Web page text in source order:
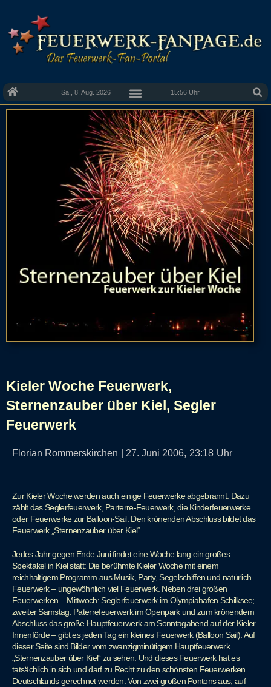
Sa., 8. Aug. 2026 15:56 Uhr
Kieler Woche Feuerwerk,
Sternenzauber über Kiel, Segler
Feuerwerk
Florian Rommerskirchen 27. Juni 2006, 23:18 Uhr
Zur Kieler Woche werden auch einige Feuerwerke abgebrannt. Dazu
zählt das Seglerfeuerwerk, Parterre-Feuerwerk, die Kinderfeuerwerke
oder Feuerwerke zur Balloon-Sail. Den krönenden Abschluss bildet das
Feuerwerk „Sternenzauber über Kiel“.
Jedes Jahr gegen Ende Juni findet eine Woche lang ein großes
Spektakel in Kiel statt: Die berühmte Kieler Woche mit einem
reichhaltigem Programm aus Musik, Party, Segelschiffen und natürlich
Feuerwerk – ungewöhnlich viel Feuerwerk. Neben drei großen
Feuerwerken – Mittwoch: Seglerfeuerwerk im Olympiahafen Schilksee;
zweiter Samstag: Paterrefeuerwerk im Openpark und zum krönendem
Abschluss das große Hauptfeuerwerk am Sonntagabend auf der Kieler
Innenförde – gibt es jeden Tag ein kleines Feuerwerk (Balloon Sail). Auf
dieser Seite sind Bilder vom zwanzigminütigem Hauptfeuerwerk
„Sternenzauber über Kiel“ zu sehen. Und dieses Feuerwerk hat es
tatsächlich in sich und darf zu Recht zu den schönsten Feuerwerken
Deutschlands gerechnet werden. Von zwei großen Pontons aus, auf